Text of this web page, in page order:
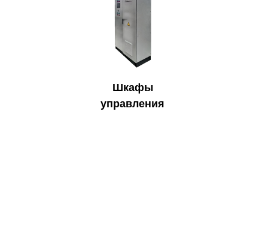
Шкафы
управления